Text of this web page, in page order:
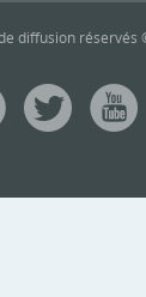
diffusion réservés